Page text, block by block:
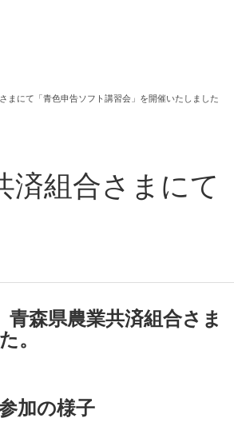
まにて「青色申告ソフト講習会」を開催いたしました
済組合さまに
青森県農業共済組合さ
。
加の様子